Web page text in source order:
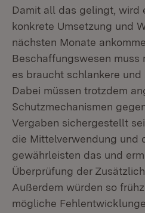
Damit all das gelingt, wird
konkrete Umsetzung und
nächsten Monate
Beschaffungswesen muss
es braucht schlankere und
Dabei müssen trotzdem
Schutzmechanismen
Vergaben sichergestellt
die Mittelverwendung und
gewährleisten das und
Überprüfung der
Außerdem würden so
mögliche